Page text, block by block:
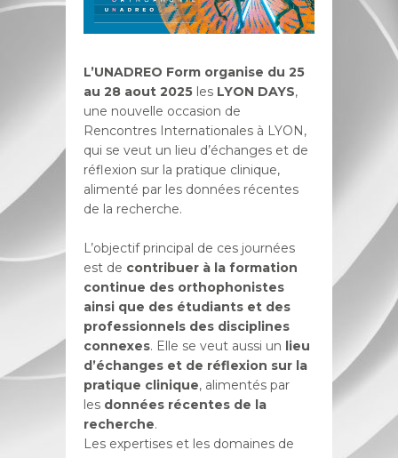
L’UNADREO Form organise du 25
au 28 aout 2025 les LYON DAYS,
une nouvelle occasion de
Rencontres Internationales à LYON,
qui se veut un lieu d’échanges et de
réflexion sur la pratique clinique,
alimenté par les données récentes
de la recherche.
L’objectif principal de ces journées
est de contribuer à la formation
continue des orthophonistes
ainsi que des étudiants et des
professionnels des disciplines
connexes. Elle se veut aussi un lieu
d’échanges et de réflexion sur la
pratique clinique, alimentés par
les données récentes de la
recherche.
Les expertises et les domaines de